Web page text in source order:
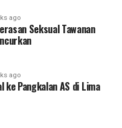
ago
Seksual Tawanan
ago
ke Pangkalan AS di Lima